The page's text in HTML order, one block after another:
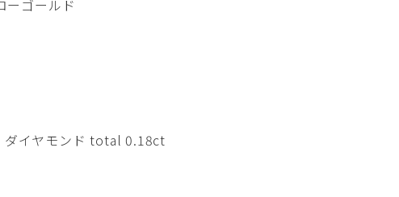
ーゴールド
ダイヤモンド total 0.18ct